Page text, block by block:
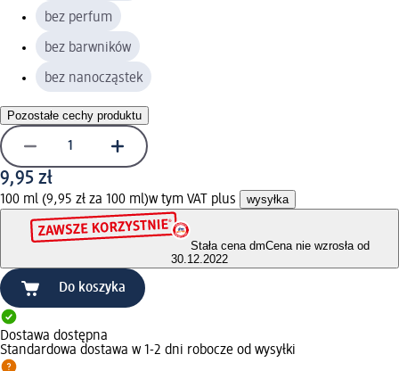
bez perfum
bez barwników
bez nanocząstek
Pozostałe cechy produktu
9,95 zł
100 ml (9,95 zł za 100 ml)w tym VAT plus wysyłka
Stała cena dmCena nie wzrosła od
30.12.2022
Do koszyka
Dostawa dostępna
Standardowa dostawa w 1-2 dni robocze od wysyłki